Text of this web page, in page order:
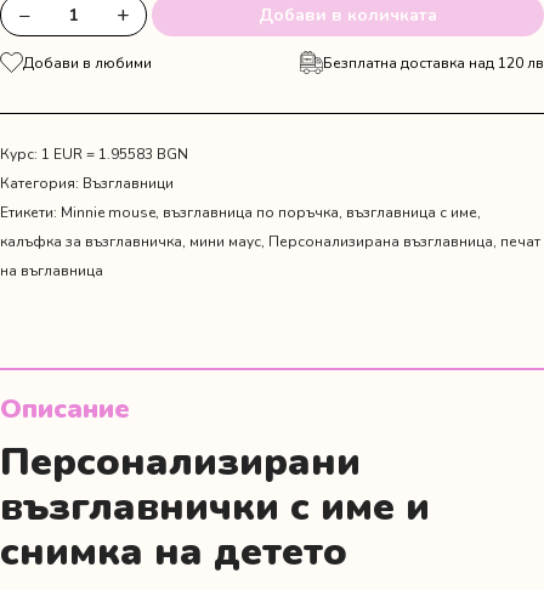
количество
за
Персонализирана
с
меченце
с
корона
− + Добави в количката
Добави в любими Безплатна доставка над 120 лв
Курс: 1 EUR = 1.95583 BGN
Категория: Възглавници
Етикети: Minnie mouse, възглавница по поръчка, възглавница с име,
калъфка за възглавничка, мини маус, Персонализирана възглавница, печат
на въглавница
Описание
Персонализирани
възглавнички с име и
снимка на детето